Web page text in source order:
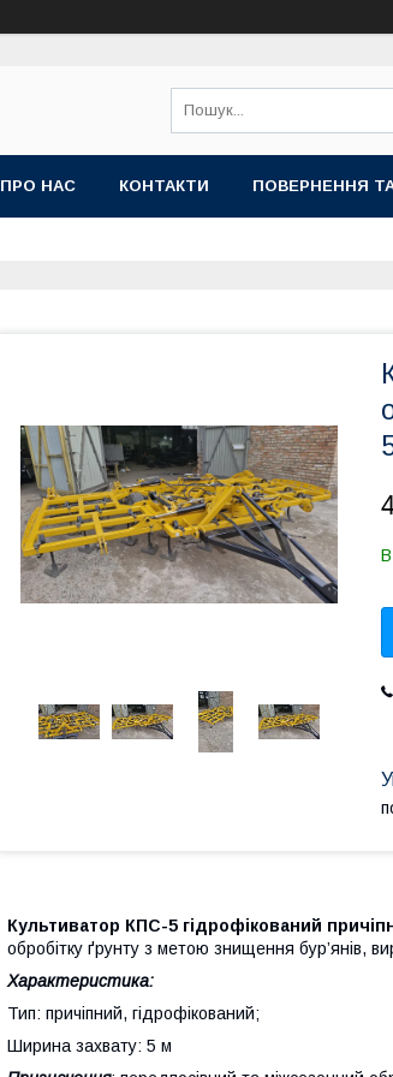
ПРО НАС КОНТАКТИ ПОВЕРНЕННЯ
В
Культиватор КПС-5 гідрофікований
обробітку ґрунту з метою знищення бур’янів,
Характеристика:
Тип: причіпний, гідрофікований;
Ширина захвату: 5 м